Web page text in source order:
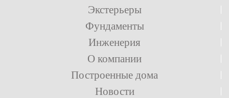
Экстерьеры
Фундаменты
Инженерия
О компании
Построенные дома
Новости